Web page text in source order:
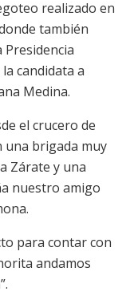
realizado en
también
candidata a
Medina.
el crucero de
una brigada muy
Zárate y una
nuestro amigo
para contar con
andamos